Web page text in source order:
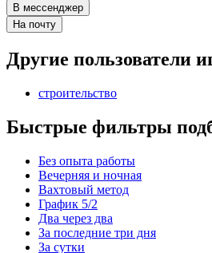
В мессенджер
На почту
Другие пользователи
строительство
Быстрые фильтры
Без опыта работы
Вечерняя и ночная
Вахтовый метод
График 5/2
Два через два
За последние три дня
За сутки